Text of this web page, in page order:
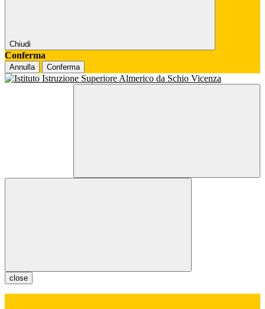
Chiudi
Conferma
Annulla Conferma
close